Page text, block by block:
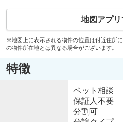
地図アプリ
※地図上に表示される物件の位置は付近住所
の物件所在地とは異なる場合がございます。
特徴
ペット相談
保証人不要
分割可